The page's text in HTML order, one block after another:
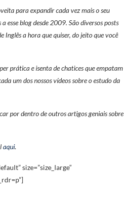
para expandir cada vez mais o seu
esse blog desde 2009. São diversos posts
Inglês a hora que quiser, do jeito que você
prática e isenta de chatices que empatam
um dos nossos vídeos sobre o estudo da
por dentro de outros artigos geniais sobre
aqui.
size=”size_large”